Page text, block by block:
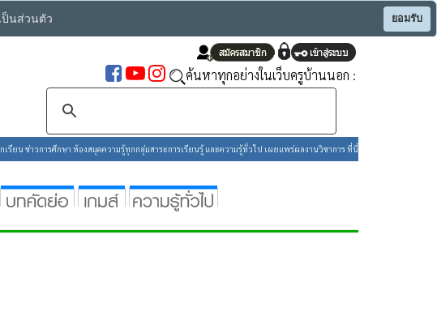
ป็นส่วนตัว ยอมรับ
ค้นหาทุกอย่างในเว็บครูบ้านนอก :
รียน ข่าวการศึกษา ห้องสมุดความรู้ทุกกลุ่มสาระการเรียนรู้ และความรู้ทั่วไป เผยแพร่ผลงานวิชาการ ที่นี่